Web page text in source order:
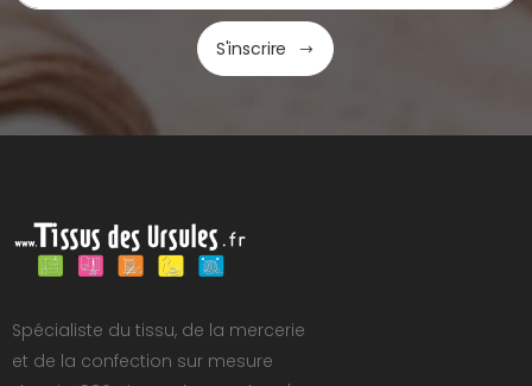
S'inscrire
Spécialiste du tissu, de la mercerie
et de la confection sur mesure